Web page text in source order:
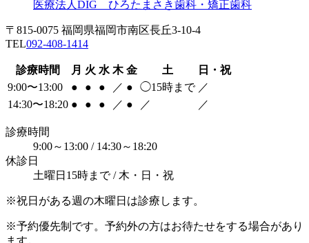
医療法人DIG ひろたまさき歯科・矯正歯科
〒815-0075 福岡県福岡市南区長丘3-10-4
TEL092-408-1414
診療時間 月 火 水 木 金 土
日・祝
9:00〜13:00
● ● ● ／ ● ◯15時まで ／
14:30〜18:20 ● ● ● ／ ● ／ ／
診療時間
9:00～13:00 / 14:30～18:20
休診日
土曜日15時まで / 木・日・祝
※祝日がある週の木曜日は診療します。
※予約優先制です。予約外の方はお待たせをする場合があり
ます。